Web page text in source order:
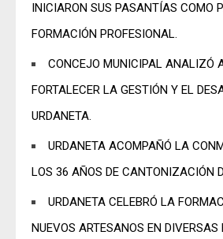
INICIARON SUS PASANTÍAS COMO
FORMACIÓN PROFESIONAL.
CONCEJO MUNICIPAL ANALIZÓ
FORTALECER LA GESTIÓN Y EL
URDANETA.
URDANETA ACOMPAÑÓ LA
LOS 36 AÑOS DE CANTONIZACIÓN
URDANETA CELEBRÓ LA
NUEVOS ARTESANOS EN DIVERSAS